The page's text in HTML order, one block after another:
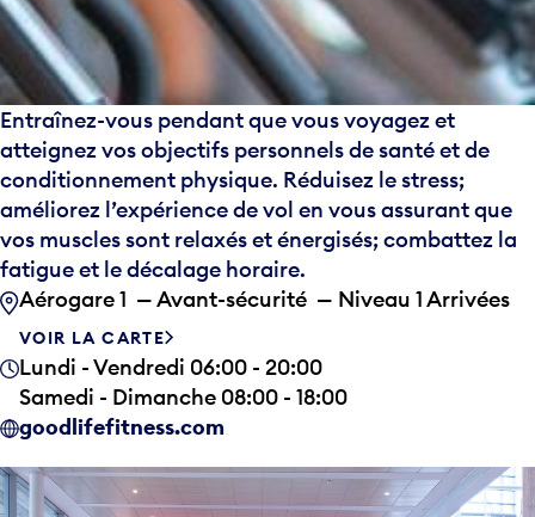
Entraînez-vous pendant que vous voyagez et
atteignez vos objectifs personnels de santé et de
conditionnement physique. Réduisez le stress;
améliorez l’expérience de vol en vous assurant que
vos muscles sont relaxés et énergisés; combattez la
fatigue et le décalage horaire.
Aérogare 1 — Avant-sécurité — Niveau 1 Arrivées
VOIR LA CARTE
Lundi - Vendredi 06:00 - 20:00
Samedi - Dimanche 08:00 - 18:00
goodlifefitness.com